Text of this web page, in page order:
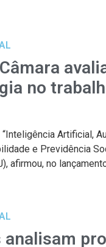
no
Artificial,
e Previdência
afirmou, no
analisam